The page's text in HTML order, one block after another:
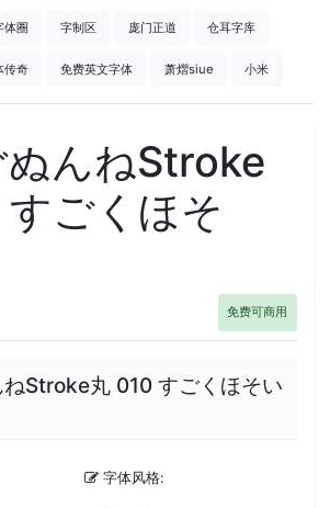
体圈 字制区 庞门正道 仓耳字库
传奇 免费英文字体 萧熠siue 小米
ぬんねStroke
ごくほそ
免费可商用
Stroke丸 010 すごくほそい
字体风格: